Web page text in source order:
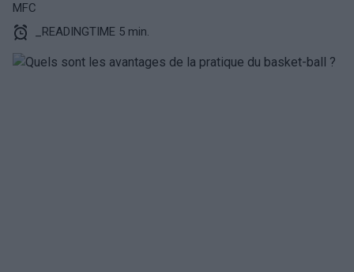
MFC
_READINGTIME 5 min.